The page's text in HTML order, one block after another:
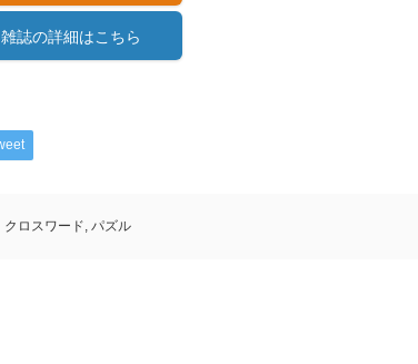
雑誌の詳細はこちら
クロスワード パズル